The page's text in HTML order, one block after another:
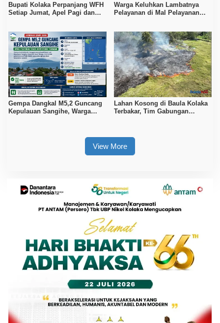
Bupati Kolaka Perpanjang WFH
Setiap Jumat, Apel Pagi dan
Warga Keluhkan Lambatnya
Pelayanan di Mal Pelayanan
Gempa Dangkal M5,2 Guncang
Kepulauan Sangihe, Warga
Lahan Kosong di Baula Kolaka
Terbakar, Tim Gabungan
View More